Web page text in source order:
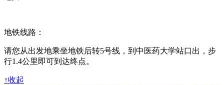
地铁线路：
请您从出发地乘坐地铁后转5号线，到中医药大学站口出，步
行1.4公里即可到达终点。
↑收起